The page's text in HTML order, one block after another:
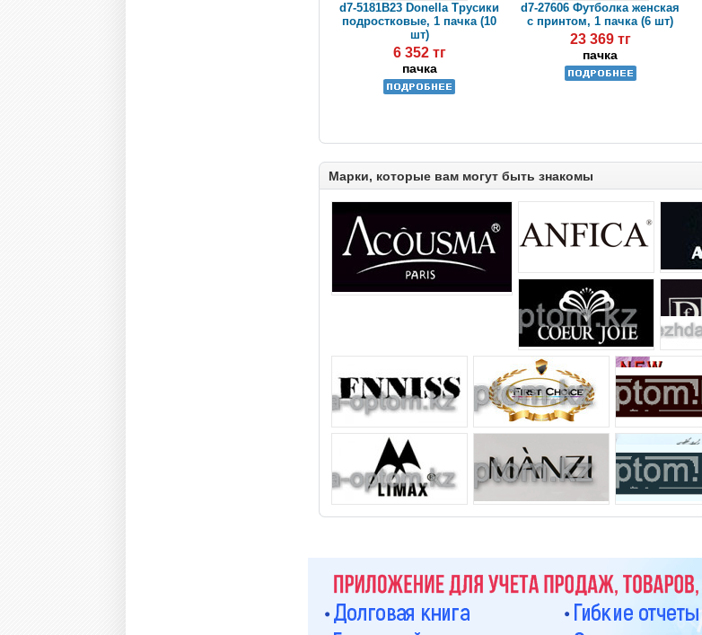
d7-5181B23 Donella Трусики
подростковые, 1 пачка (10
шт)
6 352 тг
пачка
d7-27606 Футболка женская
с принтом, 1 пачка (6 шт)
23 369 тг
пачка
Марки, которые вам могут быть знакомы